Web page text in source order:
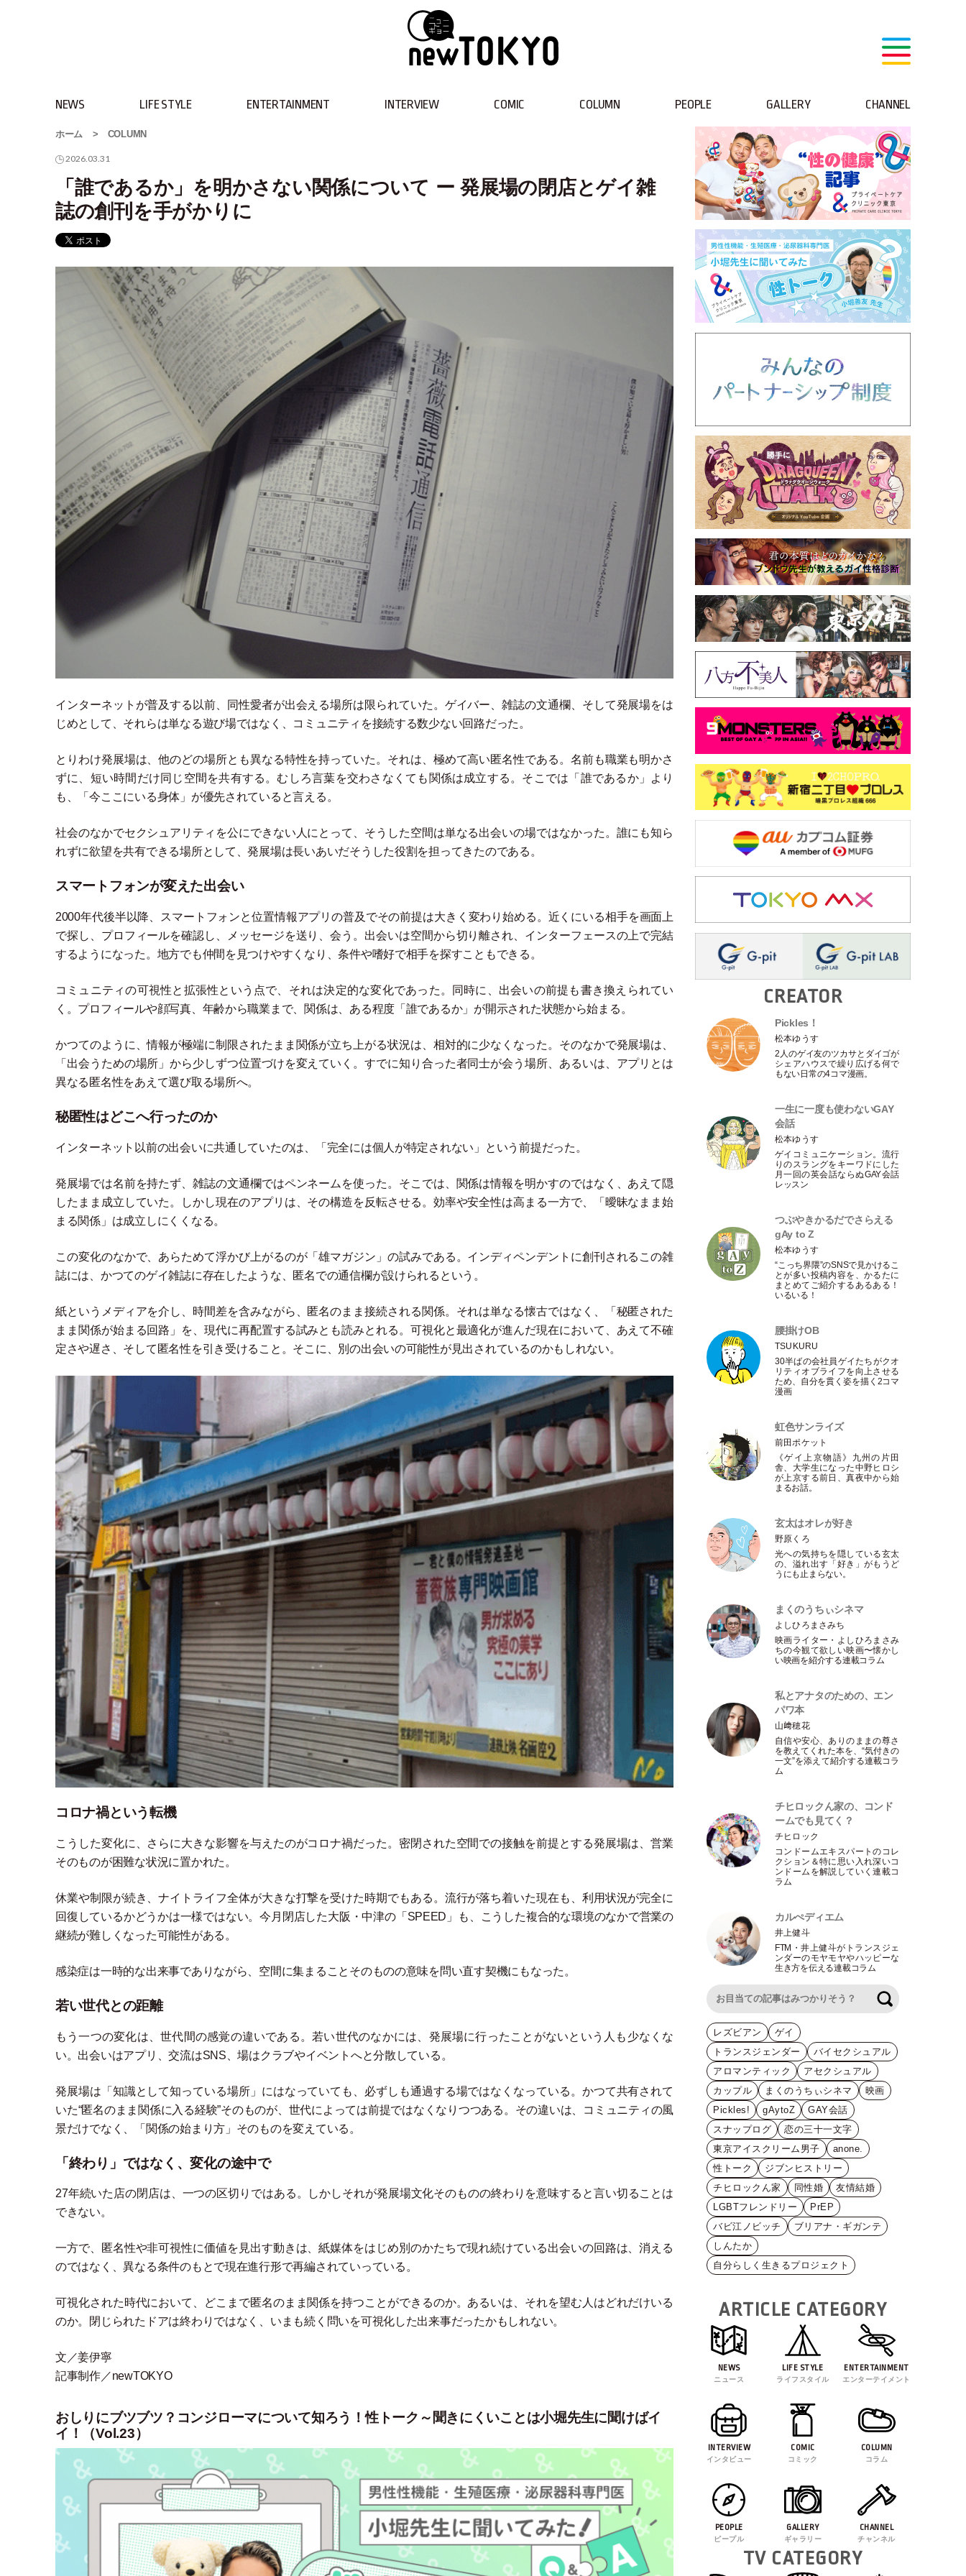
NEWS LIFE STYLE ENTERTAINMENT INTERVIEW COMIC COLUMN PEOPLE GALLERY CHANNEL
ホーム > COLUMN
2026.03.31
「誰であるか」を明かさない関係について ー 発展場の閉店とゲイ雑
誌の創刊を手がかりに
インターネットが普及する以前、同性愛者が出会える場所は限られていた。ゲイバー、雑誌の文通欄、そして発展場をは
じめとして、それらは単なる遊び場ではなく、コミュニティを接続する数少ない回路だった。
とりわけ発展場は、他のどの場所とも異なる特性を持っていた。それは、極めて高い匿名性である。名前も職業も明かさ
ずに、短い時間だけ同じ空間を共有する。むしろ言葉を交わさなくても関係は成立する。そこでは 「 誰であるか」
より
も、
「今ここにいる身体 」 が優先されていると言える。
社会のなかでセクシュアリティを公にできない人にとって、そうした空間は単なる出会いの場ではなかった。誰にも知ら
れずに欲望を共有できる場所として、発展場は長いあいだそうした役割を担ってきたのである。
スマートフォンが変えた出会い
2000年代後半以降、スマートフォンと位置情報アプリの普及でその前提は大きく変わり始める。近くにいる相手を画面上
で探し、プロフィールを確認し、メッセージを送り、会う。出会いは空間から切り離され、インターフェースの上で完結
するようになった。地方でも仲間を見つけやすくなり、条件や嗜好で相手を探すこともできる。
コミュニティの可視性と拡張性という点で、それは決定的な変化であった。同時に、出会いの前提も書き換えられてい
く。プロフィールや顔写真、年齢から職業まで、関係は、ある程度 「 誰であるか」 が開示された状態から始まる。
かつてのように、情報が極端に制限されたまま関係が立ち上がる状況は、相対的に少なくなった。そのなかで発展場は、
「 出会うための場所 」から少しずつ位置づけを変えていく。すでに知り合った者同士が会う場所、あるいは、アプリとは
異なる匿名性をあえて選び取る場所へ。
秘匿性はどこへ行ったのか
インターネット以前の出会いに共通していたのは、 「 完全には個人が特定されない 」 という前提だった。
発展場では名前を持たず、雑誌の文通欄ではペンネームを使った。そこでは、関係は情報を明かすのではなく、あえて隠
したまま成立していた。しかし現在のアプリは、その構造を反転させる。効率や安全性は高まる一方で、
「 曖昧なまま始
まる関係」 は成立しにくくなる。
この変化のなかで、あらためて浮かび上がるのが「雄マガジン 」 の試みである。インディペンデントに創刊されるこの雑
誌には、かつてのゲイ雑誌に存在したような、匿名での通信欄が設けられるという。
紙というメディアを介し、時間差を含みながら、匿名のまま接続される関係。それは単なる懐古ではなく、 「 秘匿された
まま関係が始まる回路 」
を、現代に再配置する試みとも読みとれる。可視化と最適化が進んだ現在において、あえて不確
定さや遅さ、そして匿名性を引き受けること。そこに、別の出会いの可能性が見出されているのかもしれない。
コロナ禍という転機
こうした変化に、さらに大きな影響を与えたのがコロナ禍だった。密閉された空間での接触を前提とする発展場は、営業
そのものが困難な状況に置かれた。
休業や制限が続き、ナイトライフ全体が大きな打撃を受けた時期でもある。流行が落ち着いた現在も、利用状況が完全に
回復しているかどうかは一様ではない。今月閉店した大阪 ・中津の「 SPEED 」
も、こうした複合的な環境のなかで営業の
継続が難しくなった可能性がある。
感染症は一時的な出来事でありながら、空間に集まることそのものの意味を問い直す契機にもなった。
若い世代との距離
もう一つの変化は、世代間の感覚の違いである。若い世代のなかには、発展場に行ったことがないという人も少なくな
い。出会いはアプリ、交流はSNS、場はクラブやイベントへと分散している。
発展場は 「 知識として知っている場所」 にはなっていても、必ずしも通過する場ではなくなっている。かつて共有されて
いた“匿名のまま関係に入る経験”そのものが、世代によっては前提ではなくなりつつある。その違いは、コミュニティの風
景だけでなく、
「 関係の始まり方 」 そのものを変えている。
「終わり」ではなく、変化の途中で
27年続いた店の閉店は、一つの区切りではある。しかしそれが発展場文化そのものの終わりを意味すると言い切ることは
できない。
一方で、匿名性や非可視性に価値を見出す動きは、紙媒体をはじめ別のかたちで現れ続けている出会いの回路は、消える
のではなく、異なる条件のもとで現在進行形で再編されていっている。
可視化された時代において、どこまで匿名のまま関係を持つことができるのか。あるいは、それを望む人はどれだけいる
のか。閉じられたドアは終わりではなく、いまも続く問いを可視化した出来事だったかもしれない。
文／姜伊寧
記事制作／newTOKYO
おしりにブツブツ？コンジローマについて知ろう！性トーク～聞きにくいことは小堀先生に聞けばイ
イ！（Vol.23）
CREATOR
Pickles！
松本ゆうす
2人のゲイ友のツカサとダイゴが
シェアハウスで繰り広げる何で
もない日常の4コマ漫画。
一生に一度も使わないGAY
会話
松本ゆうす
ゲイコミュニケーション。流行
りのスラングをキーワドにした
月一回の英会話ならぬGAY会話
レッスン
つぶやきかるだでさらえる
gAy to Z
松本ゆうす
“こっち界隈”のSNSで見かけるこ
とが多い投稿内容を、かるたに
まとめてご紹介するあるある！
いるいる！
腰掛けOB
TSUKURU
30半ばの会社員ゲイたちがクオ
リティオブライフを向上させる
ため、自分を貫く姿を描く2コマ
漫画
虹色サンライズ
前田ポケット
《ゲイ上京物語》九州の片田
舎、大学生になった中野ヒロシ
が上京する前日、真夜中から始
まるお話。
玄太はオレが好き
野原くろ
光への気持ちを隠している玄太
の、溢れ出す 「好き 」がもうど
うにも止まらない。
まくのうちぃシネマ
よしひろまさみち
映画ライター ・ よしひろまさみ
ちの今観て欲しい映画〜懐かし
い映画を紹介する連載コラム
私とアナタのための、エン
パワ本
山﨑穂花
自信や安心、ありのままの尊さ
を教えてくれた本を、“気付きの
一文”を添えて紹介する連載コラ
ム
チヒロックん家の、コンド
ームでも見てく？
チヒロック
コンドームエキスパートのコレ
クション＆特に思い入れ深いコ
ンドームを解説していく連載コ
ラム
カルぺディエム
井上健斗
FTM ・井上健斗がトランスジェ
ンダーのモヤモヤやハッピーな
生き方を伝える連載コラム
レズビアン
ゲイ
トランスジェンダー
バイセクシュアル
アロマンティック
アセクシュアル
カップル
まくのうちぃシネマ
映画
Pickles!
gAytoZ
GAY会話
スナップログ
恋の三十一文字
東京アイスクリーム男子
anone.
性トーク
ジブンヒストリー
チヒロックん家
同性婚
友情結婚
LGBTフレンドリー
PrEP
バビ江ノビッチ
ブリアナ・ギガンテ
しんたか
自分らしく生きるプロジェクト
ARTICLE CATEGORY
NEWS
ニュース
LIFE STYLE
ライフスタイル
ENTERTAINMENT
エンターテイメント
INTERVIEW
インタビュー
COMIC
コミック
COLUMN
コラム
PEOPLE
ピープル
GALLERY
ギャラリー
CHANNEL
チャンネル
TV CATEGORY